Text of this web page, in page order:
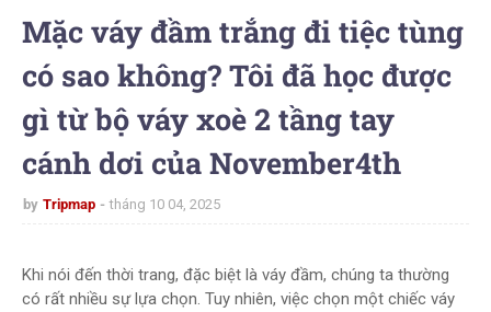
Mặc váy đầm trắng đi tiệc tùng
có sao không? Tôi đã học được
gì từ bộ váy xoè 2 tầng tay
cánh dơi của November4th
by Tripmap tháng 10 04, 2025
Khi nói đến thời trang, đặc biệt là váy đầm, chúng ta thường
có rất nhiều sự lựa chọn. Tuy nhiên, việc chọn một chiếc váy